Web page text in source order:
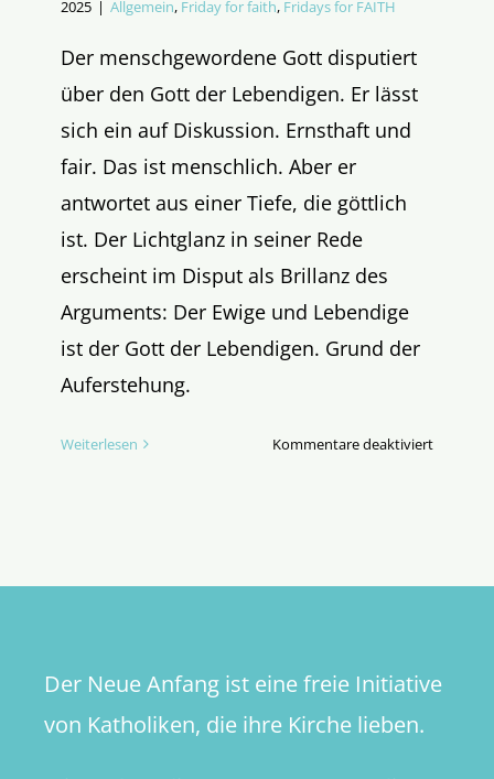
2025 | Allgemein, Friday for faith, Fridays for FAITH
Der menschgewordene Gott disputiert
über den Gott der Lebendigen. Er lässt
sich ein auf Diskussion. Ernsthaft und
fair. Das ist menschlich. Aber er
antwortet aus einer Tiefe, die göttlich
ist. Der Lichtglanz in seiner Rede
erscheint im Disput als Brillanz des
Arguments: Der Ewige und Lebendige
ist der Gott der Lebendigen. Grund der
Auferstehung.
Weiterlesen Kommentare deaktiviertfür
Der Neue Anfang ist eine freie Initiative
von Katholiken, die ihre Kirche lieben.